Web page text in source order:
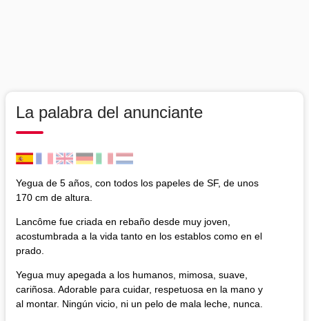
La palabra del anunciante
Yegua de 5 años, con todos los papeles de SF, de unos
170 cm de altura.
Lancôme fue criada en rebaño desde muy joven,
acostumbrada a la vida tanto en los establos como en el
prado.
Yegua muy apegada a los humanos, mimosa, suave,
cariñosa. Adorable para cuidar, respetuosa en la mano y
al montar. Ningún vicio, ni un pelo de mala leche, nunca.